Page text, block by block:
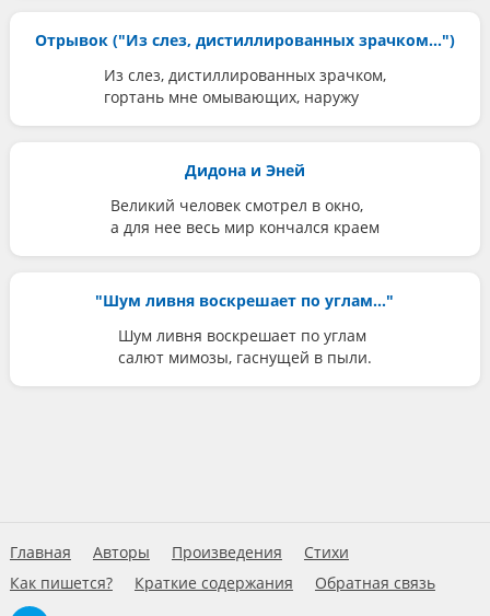
Отрывок ("Из слез, дистиллированных зрачком...")
Из слез, дистиллированных зрачком,
гортань мне омывающих, наружу
Дидона и Эней
Великий человек смотрел в окно,
а для нее весь мир кончался краем
"Шум ливня воскрешает по углам..."
Шум ливня воскрешает по углам
салют мимозы, гаснущей в пыли.
Главная Авторы Произведения
Стихи
Как пишется?
Краткие содержания Обратная связь